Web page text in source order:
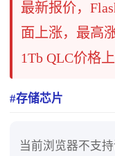
最新报价，
面上涨，最高
1Tb QLC价格
#存储芯片
当前浏览器不支